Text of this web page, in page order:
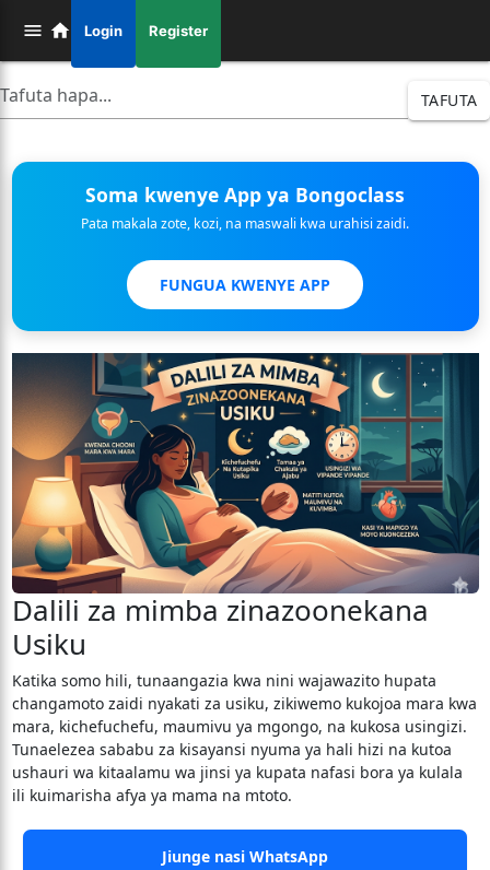
Login Register
TAFUTA
Soma kwenye App ya Bongoclass
Pata makala zote, kozi, na maswali kwa urahisi zaidi.
FUNGUA KWENYE APP
Dalili za mimba zinazoonekana
Usiku
​Katika somo hili, tunaangazia kwa nini wajawazito hupata
changamoto zaidi nyakati za usiku, zikiwemo kukojoa mara kwa
mara, kichefuchefu, maumivu ya mgongo, na kukosa usingizi.
Tunaelezea sababu za kisayansi nyuma ya hali hizi na kutoa
ushauri wa kitaalamu wa jinsi ya kupata nafasi bora ya kulala
ili kuimarisha afya ya mama na mtoto.
Jiunge nasi WhatsApp